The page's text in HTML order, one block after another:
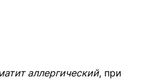
аллергический, при